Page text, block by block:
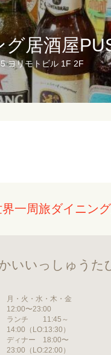
居酒屋
ヨリモトビル 1F 2F
一周旅ダイニン
いいっしゅうた
月・火・水・木・金
12:00〜23:00
ランチ 11:45～
14:00（LO:13:30）
ディナー 18:00〜
23:00（LO:22:00）